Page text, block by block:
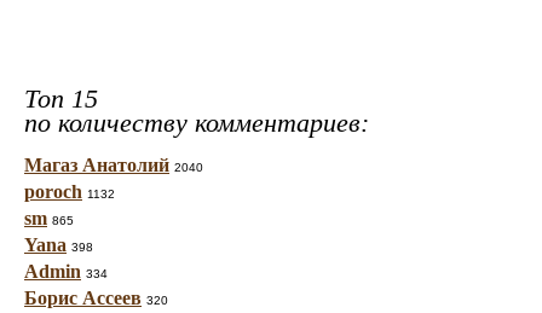
Топ 15
по количеству комментариев:
Магаз Анатолий 2040
poroch 1132
sm 865
Yana 398
Admin 334
Борис Ассеев 320